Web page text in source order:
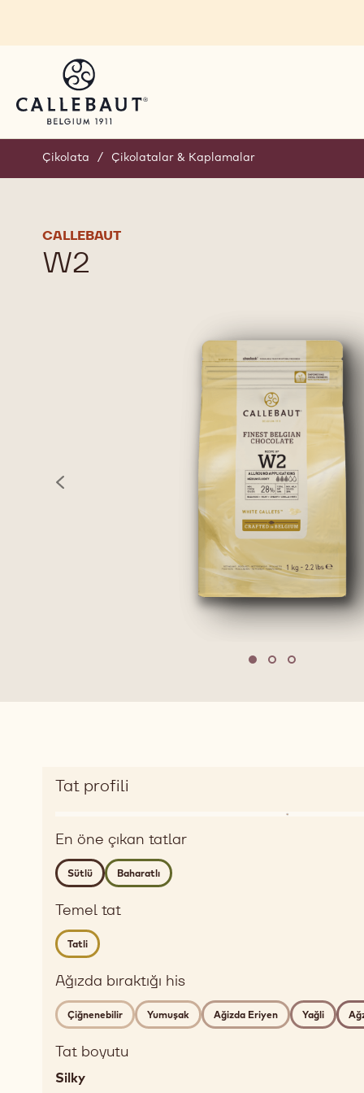
Çikolata / Çikolatalar & Kaplamalar
CALLEBAUT
W2
previous
Move to slide 1
Move to slide 2
Move to
Tat profili
taste
dairy,
spices
Detailed
flavor
spicy
Ağızda
bıraktığı
his
chewy,
melting,
fatty,
En öne çıkan tatlar
Sütlü Baharatlı
Temel tat
Tatli
Ağızda bıraktığı his
Çiğnenebilir Yumuşak Ağizda Eriyen Yağli
Tat boyutu
Silky